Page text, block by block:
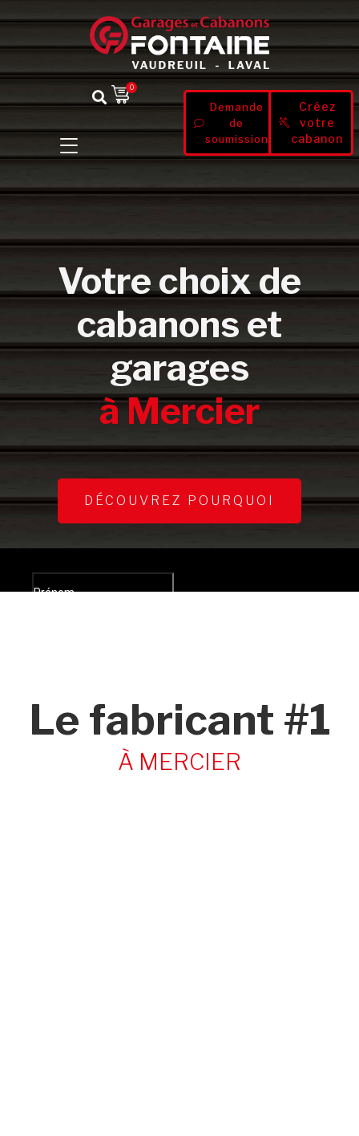
0
Demande
de
soumission
Créez
votre
cabanon
Votre choix de
cabanons et
garages
à Mercier
DÉCOUVREZ POURQUOI
Le fabricant #1
À MERCIER